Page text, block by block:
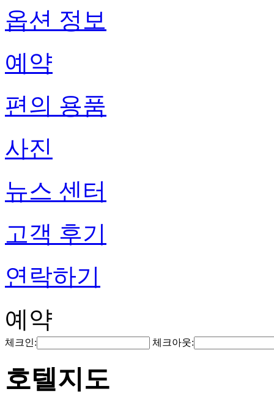
옵션 정보
예약
편의 용품
사진
뉴스 센터
고객 후기
연락하기
예약
체크인: 체크아웃:
호텔지도